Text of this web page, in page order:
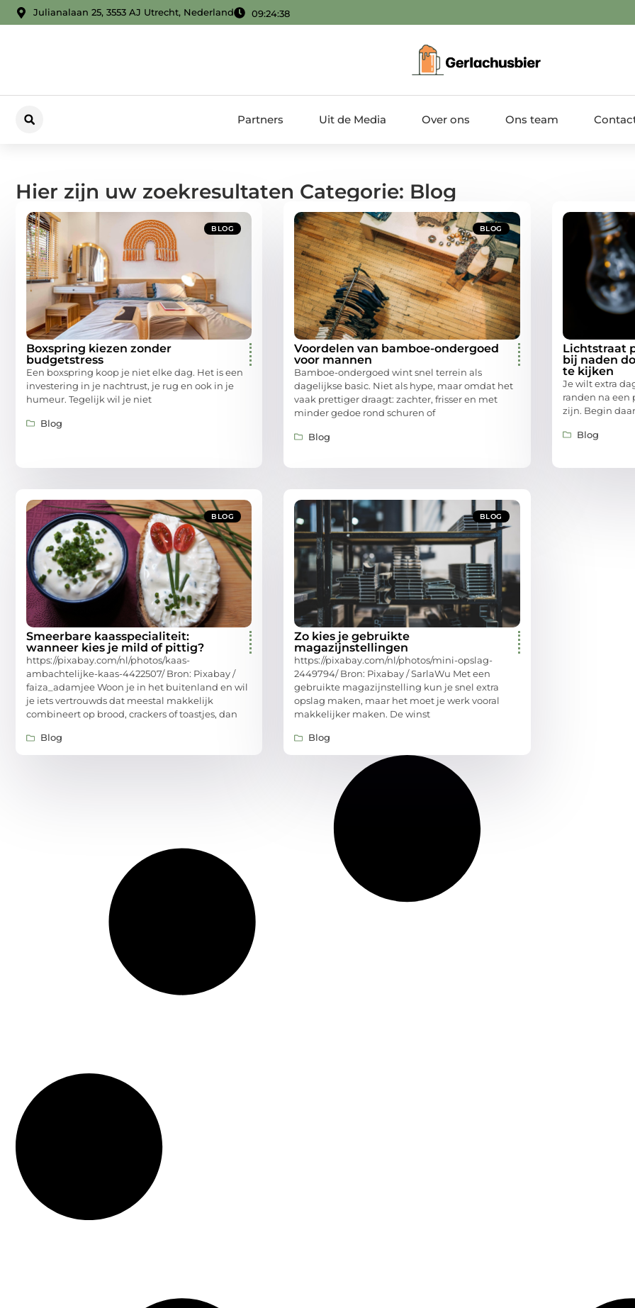
Julianalaan 25, 3553 AJ Utrecht, Nederland 09:24:38
Partners Uit de Media Over ons Ons team
Hier zijn uw zoekresultaten Categorie: Blog
BLOG
Boxspring kiezen zonder
budgetstress
Een boxspring koop je niet elke dag. Het is een
investering in je nachtrust, je rug en ook in je
humeur. Tegelijk wil je niet
Blog
BLOG
Voordelen van bamboe-ondergoed
voor mannen
Bamboe-ondergoed wint snel terrein als
dagelijkse basic. Niet als hype, maar omdat het
vaak prettiger draagt: zachter, frisser en met
minder gedoe rond schuren of
Blog
Lichtstraat
bij naden
te kijken
Je wilt extra
randen na een
zijn. Begin
Blog
BLOG
Smeerbare kaasspecialiteit:
wanneer kies je mild of pittig?
https://pixabay.com/nl/photos/kaas-
ambachtelijke-kaas-4422507/ Bron: Pixabay /
faiza_adamjee Woon je in het buitenland en wil
je iets vertrouwds dat meestal makkelijk
combineert op brood, crackers of toastjes, dan
Blog
BLOG
Zo kies je gebruikte
magazijnstellingen
https://pixabay.com/nl/photos/mini-opslag-
2449794/ Bron: Pixabay / SarlaWu Met een
gebruikte magazijnstelling kun je snel extra
opslag maken, maar het moet je werk vooral
makkelijker maken. De winst
Blog